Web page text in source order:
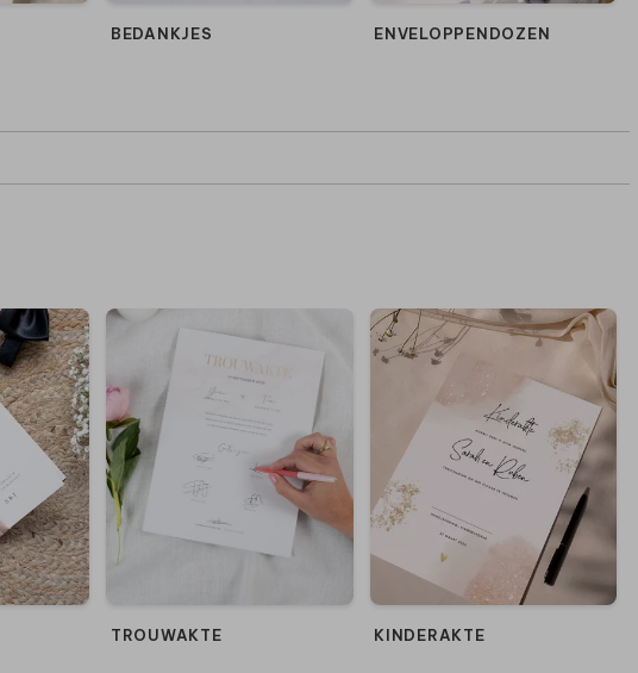
BEDANKJES ENVELOPPENDOZEN
TROUWAKTE KINDERAKTE